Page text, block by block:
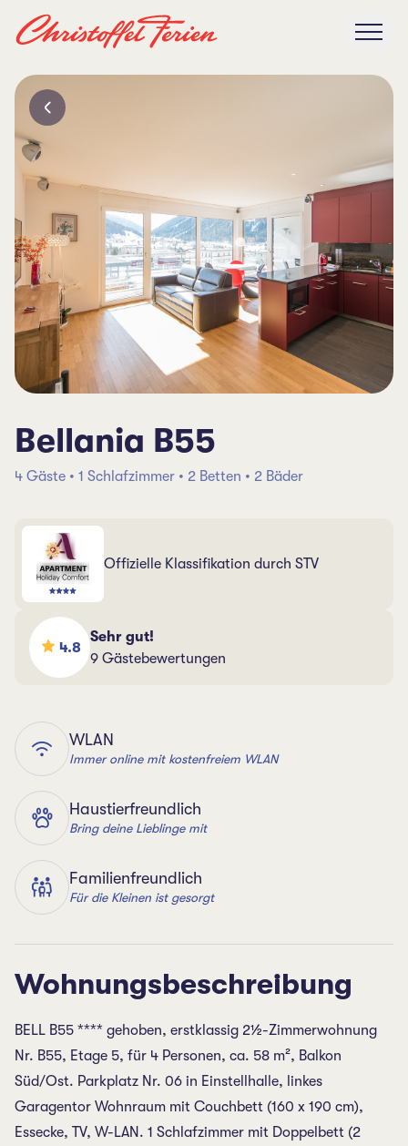
Bellania B55
4 Gäste • 1 Schlafzimmer • 2 Betten • 2 Bäder
Offizielle Klassifikation durch STV
4.8
Sehr gut!
9 Gästebewertungen
WLAN
Immer online mit kostenfreiem WLAN
Haustierfreundlich
Bring deine Lieblinge mit
Familienfreundlich
Für die Kleinen ist gesorgt
Wohnungsbeschreibung
BELL B55 **** gehoben, erstklassig 2½-Zimmerwohnung
Nr. B55, Etage 5, für 4 Personen, ca. 58 m², Balkon
Süd/Ost. Parkplatz Nr. 06 in Einstellhalle, linkes
Garagentor Wohnraum mit Couchbett (160 x 190 cm),
Essecke, TV, W-LAN. 1 Schlafzimmer mit Doppelbett (2